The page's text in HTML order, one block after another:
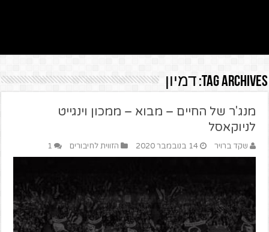
Tag Archives: דמיון
מנג'ר של החיים – מבוא – ממכון וינגייט
לניוקאסל
שקד ברויר 14 בנובמבר 2020 הזווית לחיבורים 1